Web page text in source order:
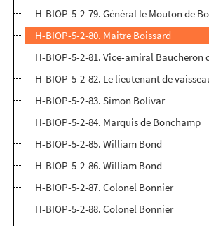
H-BIOP-5-2-79. Général le Mouton de
H-BIOP-5-2-80. Maitre Boissard
H-BIOP-5-2-81. Vice-amiral Baucheron
H-BIOP-5-2-82. Le lieutenant de
H-BIOP-5-2-83. Simon Bolivar
H-BIOP-5-2-84. Marquis de Bonchamp
H-BIOP-5-2-85. William Bond
H-BIOP-5-2-86. William Bond
H-BIOP-5-2-87. Colonel Bonnier
H-BIOP-5-2-88. Colonel Bonnier